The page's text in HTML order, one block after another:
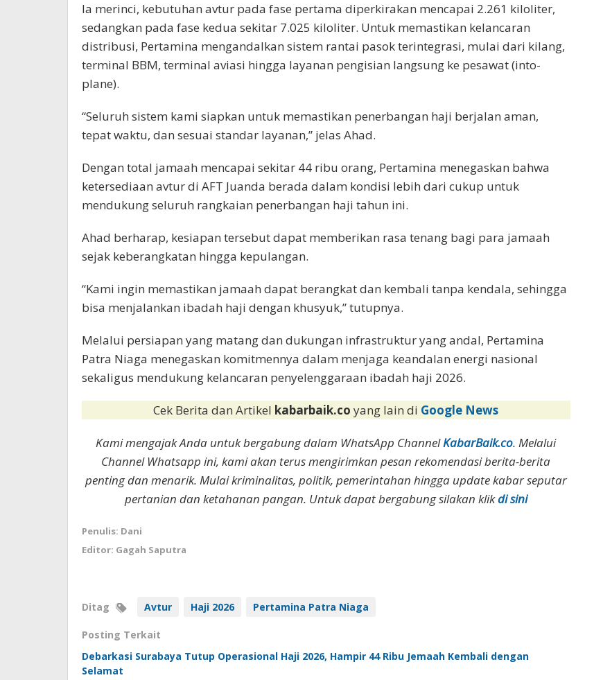
Ia merinci, kebutuhan avtur pada fase pertama diperkirakan mencapai 2.261 kiloliter,
sedangkan pada fase kedua sekitar 7.025 kiloliter. Untuk memastikan kelancaran
distribusi, Pertamina mengandalkan sistem rantai pasok terintegrasi, mulai dari kilang,
terminal BBM, terminal aviasi hingga layanan pengisian langsung ke pesawat (into-
plane).
“Seluruh sistem kami siapkan untuk memastikan penerbangan haji berjalan aman,
tepat waktu, dan sesuai standar layanan,” jelas Ahad.
Dengan total jamaah mencapai sekitar 44 ribu orang, Pertamina menegaskan bahwa
ketersediaan avtur di AFT Juanda berada dalam kondisi lebih dari cukup untuk
mendukung seluruh rangkaian penerbangan haji tahun ini.
Ahad berharap, kesiapan tersebut dapat memberikan rasa tenang bagi para jamaah
sejak keberangkatan hingga kepulangan.
“Kami ingin memastikan jamaah dapat berangkat dan kembali tanpa kendala, sehingga
bisa menjalankan ibadah haji dengan khusyuk,” tutupnya.
Melalui persiapan yang matang dan dukungan infrastruktur yang andal, Pertamina
Patra Niaga menegaskan komitmennya dalam menjaga keandalan energi nasional
sekaligus mendukung kelancaran penyelenggaraan ibadah haji 2026.
Cek Berita dan Artikel kabarbaik.coyang lain di Google News
Kami mengajak Anda untuk bergabung dalam WhatsApp ChannelKabarBaik.co. Melalui
Channel Whatsapp ini, kami akan terus mengirimkan pesan rekomendasi berita-berita
penting dan menarik. Mulai kriminalitas, politik, pemerintahan hingga update kabar seputar
pertanian dan ketahanan pangan. Untuk dapat bergabung silakan klikdi sini
Penulis: Dani
Editor: Gagah Saputra
Ditag Avtur Haji 2026 Pertamina Patra Niaga
Posting Terkait
Debarkasi Surabaya Tutup Operasional Haji 2026, Hampir 44 Ribu Jemaah Kembali dengan
Selamat